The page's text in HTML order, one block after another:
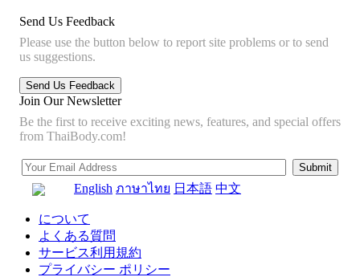
Send Us Feedback
Please use the button below to report site problems or to send
us suggestions.
Join Our Newsletter
Be the first to receive exciting news, features, and special offers
from ThaiBody.com!
English ภาษาไทย 日本語 中文
について
よくある質問
サービス利用規約
プライバシー ポリシー